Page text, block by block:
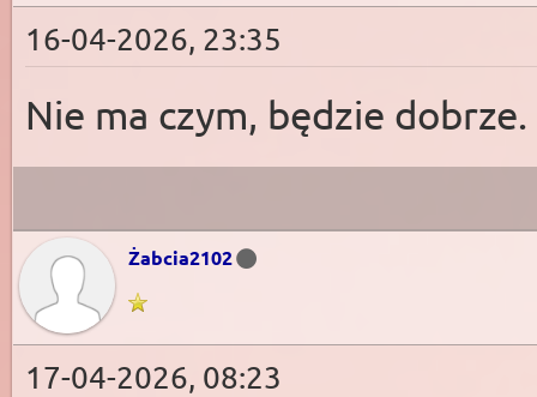
16-04-2026, 23:35
Nie ma czym, będzie dobrze.
Żabcia2102
17-04-2026, 08:23